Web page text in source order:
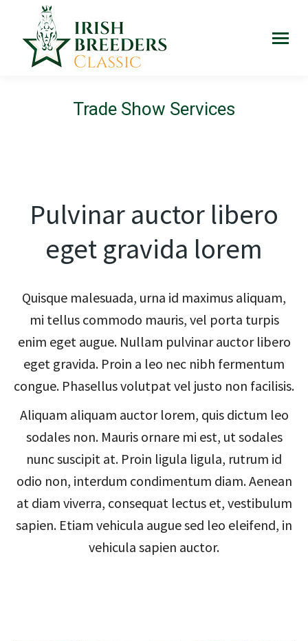
Trade Show Services
Pulvinar auctor libero
eget gravida lorem
Quisque malesuada, urna id maximus aliquam,
mi tellus commodo mauris, vel porta turpis
enim eget augue. Nullam pulvinar auctor libero
eget gravida. Proin a leo nec nibh fermentum
congue. Phasellus volutpat vel justo non facilisis.
Aliquam aliquam auctor lorem, quis dictum leo
sodales non. Mauris ornare mi est, ut sodales
nunc suscipit at. Proin ligula ligula, rutrum id
odio non, interdum condimentum diam. Aenean
at diam viverra, consequat lectus et, vestibulum
sapien. Etiam vehicula augue sed leo eleifend, in
vehicula sapien auctor.